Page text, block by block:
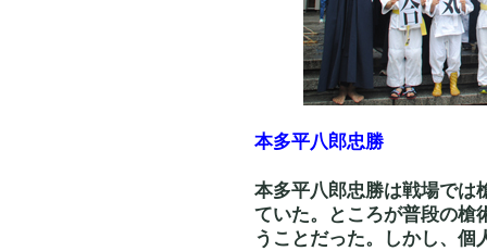
本多平八郎忠勝
本多平八郎忠勝は戦場では
ていた。ところが普段の槍
うことだった。しかし、個